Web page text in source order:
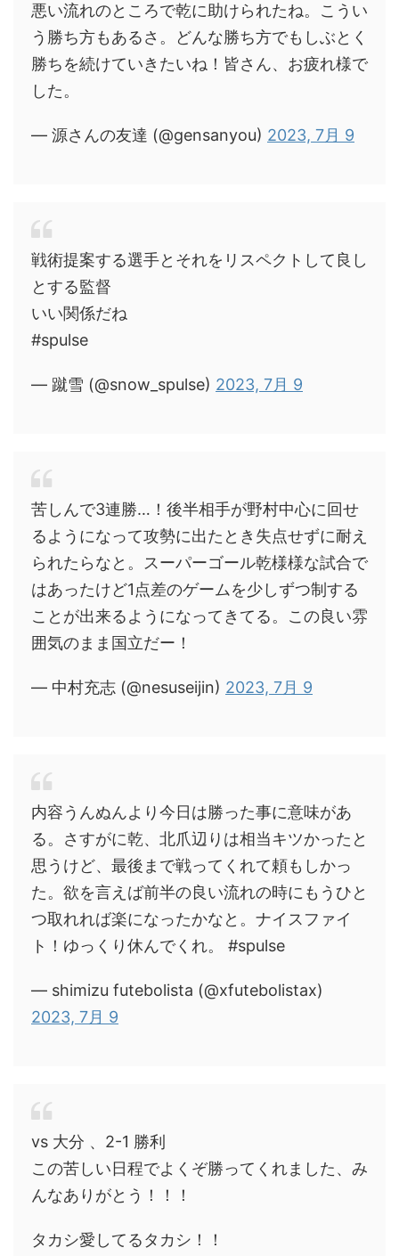
悪い流れのところで乾に助けられたね。こうい
う勝ち方もあるさ。どんな勝ち方でもしぶとく
勝ちを続けていきたいね！皆さん、お疲れ様で
した。
— 源さんの友達 (@gensanyou) 2023, 7月 9
戦術提案する選手とそれをリスペクトして良し
とする監督
いい関係だね
#spulse
— 蹴雪 (@snow_spulse) 2023, 7月 9
苦しんで3連勝…！後半相手が野村中心に回せ
るようになって攻勢に出たとき失点せずに耐え
られたらなと。スーパーゴール乾様様な試合で
はあったけど1点差のゲームを少しずつ制する
ことが出来るようになってきてる。この良い雰
囲気のまま国立だー！
— 中村充志 (@nesuseijin) 2023, 7月 9
内容うんぬんより今日は勝った事に意味があ
る。さすがに乾、北爪辺りは相当キツかったと
思うけど、最後まで戦ってくれて頼もしかっ
た。欲を言えば前半の良い流れの時にもうひと
つ取れれば楽になったかなと。ナイスファイ
ト！ゆっくり休んでくれ。 #spulse
— shimizu futebolista (@xfutebolistax)
2023, 7月 9
vs 大分 、2-1 勝利
この苦しい日程でよくぞ勝ってくれました、み
んなありがとう！！！
タカシ愛してるタカシ！！